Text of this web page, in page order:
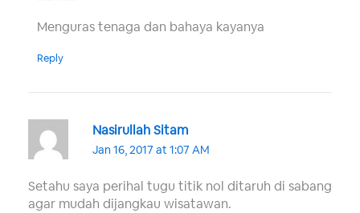
Menguras tenaga dan bahaya kayanya
Reply
Nasirullah Sitam
Jan 16, 2017 at 1:07 AM
Setahu saya perihal tugu titik nol ditaruh di sabang
agar mudah dijangkau wisatawan.